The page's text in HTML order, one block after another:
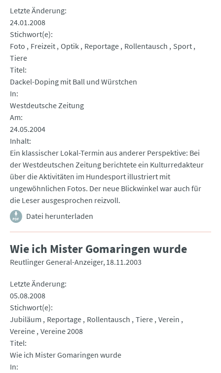
Letzte Änderung
24.01.2008
Stichwort(e)
Foto
Freizeit Optik Reportage Rollentausch
Sport
Tiere
Titel
Dackel-Doping mit Ball und Würstchen
In
Westdeutsche Zeitung
Am
24.05.2004
Inhalt
Ein klassischer Lokal-Termin aus anderer Perspektive: Bei
der Westdeutschen Zeitung berichtete ein Kulturredakteur
über die Aktivitäten im Hundesport illustriert mit
ungewöhnlichen Fotos. Der neue Blickwinkel war auch für
die Leser ausgesprochen reizvoll.
Datei herunterladen
Wie ich Mister Gomaringen wurde
Reutlinger General-Anzeiger 18.11.2003
Letzte Änderung
05.08.2008
Stichwort(e)
Jubiläum
Reportage Rollentausch Tiere Verein
Vereine Vereine 2008
Titel
Wie ich Mister Gomaringen wurde
In